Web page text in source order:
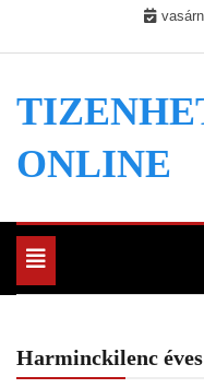
ONLINE
Toggle
navigation
Harminckilenc